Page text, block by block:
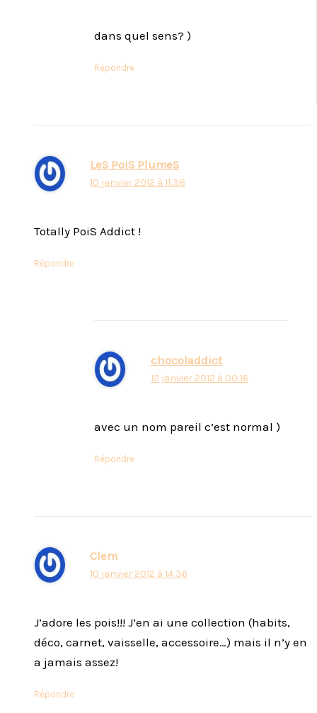
dans quel sens? )
Répondre
LeS PoiS PlumeS
10 janvier 2012 à 11:38
Totally PoiS Addict !
Répondre
chocoladdict
12 janvier 2012 à 00:16
avec un nom pareil c’est normal )
Répondre
Clem
10 janvier 2012 à 14:36
J’adore les pois!!! J’en ai une collection (habits,
déco, carnet, vaisselle, accessoire…) mais il n’y en
a jamais assez!
Répondre